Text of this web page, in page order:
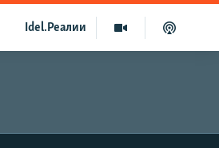
Idel.Реалии